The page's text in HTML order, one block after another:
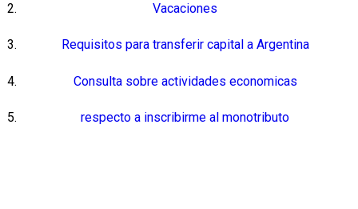
Vacaciones
Requisitos para transferir capital a Argentina
Consulta sobre actividades economicas
respecto a inscribirme al monotributo